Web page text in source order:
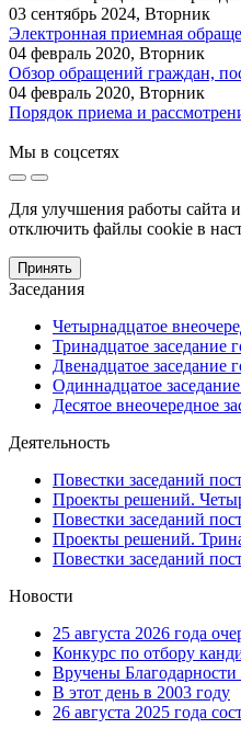
03 сентябрь 2024, Вторник
Электронная приемная
04 февраль 2020, Вторник
Обзор обращений граждан,
04 февраль 2020, Вторник
Порядок приема и
Мы в соцсетях
Для улучшения работы сайта
отключить файлы cookie в
Принять
Заседания
Четырнадцатое
Тринадцатое заседание
Двенадцатое заседание
Одиннадцатое
Десятое внеочередное
Деятельность
Повестки заседаний
Проекты решений.
Повестки заседаний
Проекты решений.
Повестки заседаний
Новости
25 августа 2026 года
Конкурс по отбору
Вручены Благодарности
В этот день в 2003 году
26 августа 2025 года